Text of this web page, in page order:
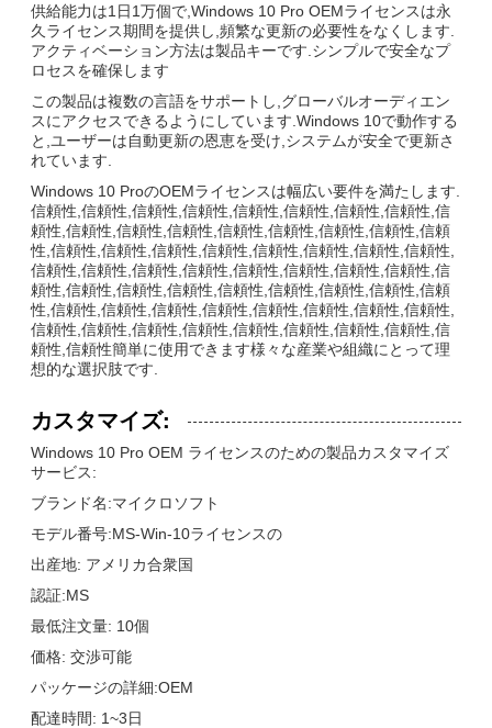
供給能力は1日1万個で,Windows 10 Pro OEMライセンスは永
久ライセンス期間を提供し,頻繁な更新の必要性をなくします.
アクティベーション方法は製品キーです.シンプルで安全なプ
ロセスを確保します
この製品は複数の言語をサポートし,グローバルオーディエン
スにアクセスできるようにしています.Windows 10で動作する
と,ユーザーは自動更新の恩恵を受け,システムが安全で更新さ
れています.
Windows 10 ProのOEMライセンスは幅広い要件を満たします.
信頼性,信頼性,信頼性,信頼性,信頼性,信頼性,信頼性,信頼性,信
頼性,信頼性,信頼性,信頼性,信頼性,信頼性,信頼性,信頼性,信頼
性,信頼性,信頼性,信頼性,信頼性,信頼性,信頼性,信頼性,信頼性,
信頼性,信頼性,信頼性,信頼性,信頼性,信頼性,信頼性,信頼性,信
頼性,信頼性,信頼性,信頼性,信頼性,信頼性,信頼性,信頼性,信頼
性,信頼性,信頼性,信頼性,信頼性,信頼性,信頼性,信頼性,信頼性,
信頼性,信頼性,信頼性,信頼性,信頼性,信頼性,信頼性,信頼性,信
頼性,信頼性簡単に使用できます様々な産業や組織にとって理
想的な選択肢です.
カスタマイズ:
Windows 10 Pro OEM ライセンスのための製品カスタマイズ
サービス:
ブランド名:マイクロソフト
モデル番号:MS-Win-10ライセンスの
出産地: アメリカ合衆国
認証:MS
最低注文量: 10個
価格: 交渉可能
パッケージの詳細:OEM
配達時間: 1~3日